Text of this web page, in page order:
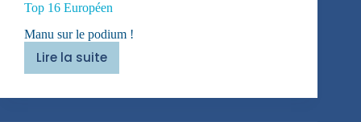
Top 16 Européen
Manu sur le podium !
Lire la suite
Top
Européen